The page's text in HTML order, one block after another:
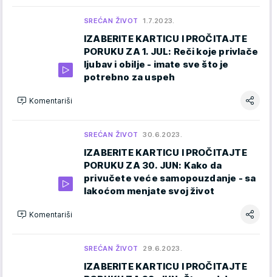
SREĆAN ŽIVOT 1.7.2023.
IZABERITE KARTICU I PROČITAJTE
PORUKU ZA 1. JUL: Reči koje privlače
ljubav i obilje - imate sve što je
potrebno za uspeh
Komentariši
SREĆAN ŽIVOT 30.6.2023.
IZABERITE KARTICU I PROČITAJTE
PORUKU ZA 30. JUN: Kako da
privučete veće samopouzdanje - sa
lakoćom menjate svoj život
Komentariši
SREĆAN ŽIVOT 29.6.2023.
IZABERITE KARTICU I PROČITAJTE